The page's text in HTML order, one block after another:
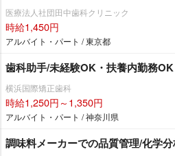
医療法人社団田中歯科クリニック
時給1,450円
アルバイト・パート / 東京都
歯科助手/未経験OK・扶養内勤務OK
横浜国際矯正歯科
時給1,250円～1,350円
アルバイト・パート / 神奈川県
調味料メーカーでの品質管理/化学